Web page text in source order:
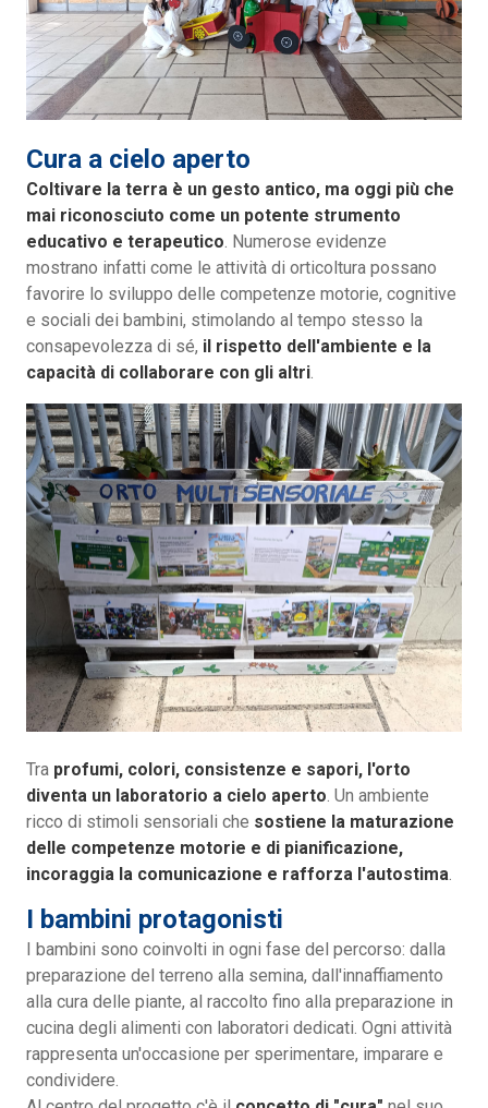
Cura a cielo aperto
Coltivare la terra è un gesto antico, ma oggi più che
mai riconosciuto come un potente strumento
educativo e terapeutico . Numerose evidenze
mostrano infatti come le attività di orticoltura possano
favorire lo sviluppo delle competenze motorie, cognitive
e sociali dei bambini, stimolando al tempo stesso la
consapevolezza di sé, il rispetto dell'ambiente e la
capacità di collaborare con gli altri
Tra profumi, colori, consistenze e sapori, l'orto
diventa un laboratorio a cielo aperto. Un ambiente
ricco di stimoli sensoriali che sostiene la maturazione
delle competenze motorie e di pianificazione,
incoraggia la comunicazione e rafforza l'autostima.
I bambini protagonisti
I bambini sono coinvolti in ogni fase del percorso: dalla
preparazione del terreno alla semina, dall'innaffiamento
alla cura delle piante, al raccolto fino alla preparazione in
cucina degli alimenti con laboratori dedicati. Ogni attività
rappresenta un'occasione per sperimentare, imparare e
condividere.